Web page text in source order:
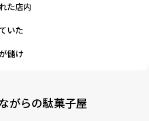
た店内
いた
儲け
がらの駄菓子屋